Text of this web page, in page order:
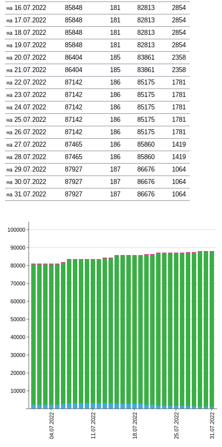
на 16.07.2022 85848 181 82813 2854
на 17.07.2022 85848 181 82813 2854
на 18.07.2022 85848 181 82813 2854
на 19.07.2022 85848 181 82813 2854
на 20.07.2022 86404 185 83861 2358
на 21.07.2022 86404 185 83861 2358
на 22.07.2022 87142 186 85175 1781
на 23.07.2022 87142 186 85175 1781
на 24.07.2022 87142 186 85175 1781
на 25.07.2022 87142 186 85175 1781
на 26.07.2022 87142 186 85175 1781
на 27.07.2022 87465 186 85860 1419
на 28.07.2022 87465 186 85860 1419
на 29.07.2022 87927 187 86676 1064
на 30.07.2022 87927 187 86676 1064
на 31.07.2022 87927 187 86676 1064
померлі
видужали
хворіють
04.07.2022 11.07.2022 18.07.2022 25.07.2022 31.07.2022
10000
20000
30000
40000
50000
60000
70000
80000
90000
100000